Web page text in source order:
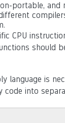
portable, and
CPU
should
language is
code into